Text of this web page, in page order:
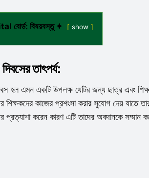
বোর্ড: বিষয়বস্তু ✦ show
তাৎপর্য:
হল এমন একটি উপলক্ষ যেটির জন্য ছাত্র এবং
শিক্ষকদের কাজের প্রশংসা করার সুযোগ দেয় যাতে
প্রত্যাশা করেন কারণ এটি তাদের অবদানকে সম্মান